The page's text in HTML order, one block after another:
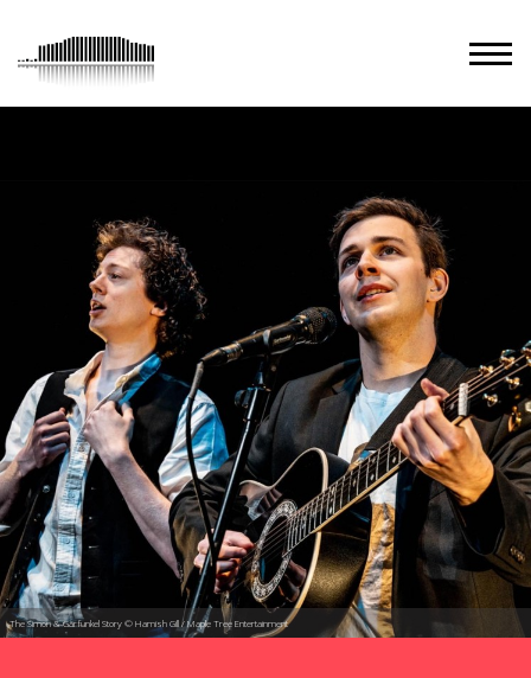
The Simon & Garfunkel Story © Hamish Gill / Maple Tree Entertainment